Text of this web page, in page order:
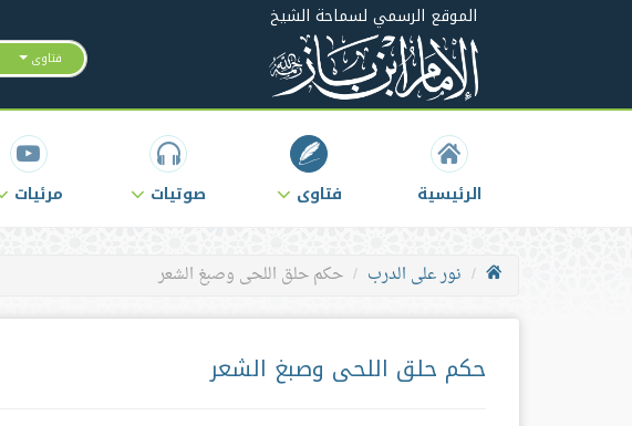
الموقع الرسمي لسماحة الشيخ
فتاوى
الرئيسية فتاوى صوتيات مرئيات
نور على الدرب حكم حلق اللحى وصبغ الشعر
حكم حلق اللحى وصبغ الشعر